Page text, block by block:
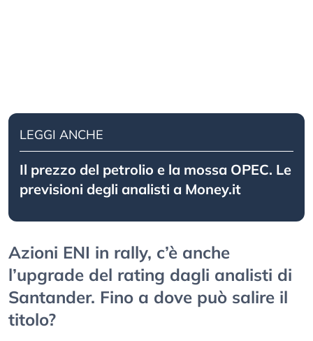
LEGGI ANCHE
Il prezzo del petrolio e la mossa OPEC. Le
previsioni degli analisti a Money.it
Azioni ENI in rally, c’è anche
l’upgrade del rating dagli analisti di
Santander. Fino a dove può salire il
titolo?